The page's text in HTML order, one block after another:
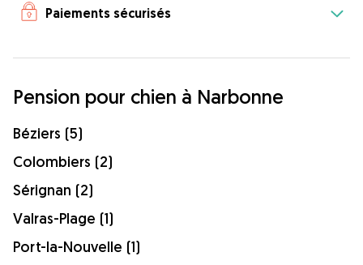
Paiements sécurisés
Pension pour chien à Narbonne
Béziers (5)
Colombiers (2)
Sérignan (2)
Valras-Plage (1)
Port-la-Nouvelle (1)